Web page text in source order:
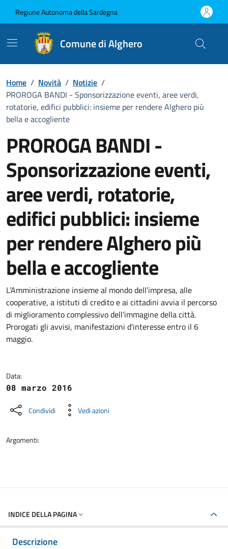
Regione Autonoma della Sardegna
Comune di Alghero
Home / Novità / Notizie /
PROROGA BANDI - Sponsorizzazione eventi, aree verdi,
rotatorie, edifici pubblici: insieme per rendere Alghero più
bella e accogliente
PROROGA BANDI -
Sponsorizzazione eventi,
aree verdi, rotatorie,
edifici pubblici: insieme
per rendere Alghero più
bella e accogliente
Dettagli della notizia
L’Amministrazione insieme al mondo dell’impresa, alle
cooperative, a istituti di credito e ai cittadini avvia il percorso
di miglioramento complessivo dell’immagine della città.
Prorogati gli avvisi, manifestazioni d'interesse entro il 6
maggio.
Data:
08 marzo 2016
Condividi Vedi azioni
Argomenti:
INDICE DELLA PAGINA
Descrizione